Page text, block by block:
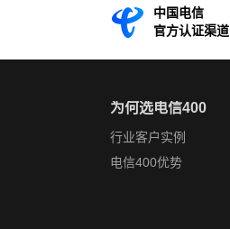
中国电信
官方认证渠道
为何选电信400
行业客户实例
电信400优势